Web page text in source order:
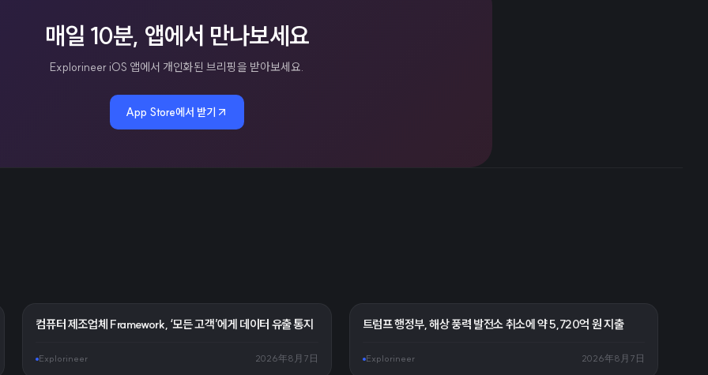
매일 10분, 앱에서 만나보세요
Explorineer iOS 앱에서 개인화된 브리핑을 받아보세요.
App Store에서 받기
컴퓨터 제조업체 Framework, ‘모든 고객’에게 데이터 유출 통지
Explorineer 2026年8月7日
트럼프 행정부, 해상 풍력 발전소 취소에 약 5,720억 원 지출
Explorineer 2026年8月7日